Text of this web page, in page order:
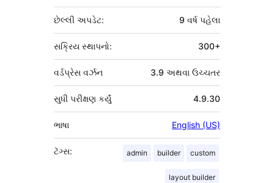
છેલ્લી અપડેટ: 9 વર્ષપહેલા
સક્રિય સ્થાપનો: 300+
વર્ડપ્રેસ વર્ઝન 3.9 અથવા ઉચ્ચતર
4.9.30
સુધી પરીક્ષણ કર્યું
ભાષા English (US)
ટૅગ્સ: admin builder custom
layout builder